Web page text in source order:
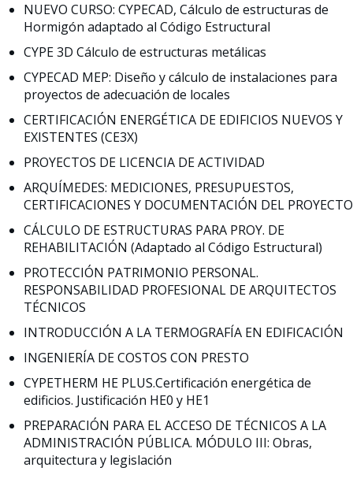
NUEVO CURSO: CYPECAD, Cálculo de estructuras de
Hormigón adaptado al Código Estructural
CYPE 3D Cálculo de estructuras metálicas
CYPECAD MEP: Diseño y cálculo de instalaciones para
proyectos de adecuación de locales
CERTIFICACIÓN ENERGÉTICA DE EDIFICIOS NUEVOS Y
EXISTENTES (CE3X)
PROYECTOS DE LICENCIA DE ACTIVIDAD
ARQUÍMEDES: MEDICIONES, PRESUPUESTOS,
CERTIFICACIONES Y DOCUMENTACIÓN DEL PROYECTO
CÁLCULO DE ESTRUCTURAS PARA PROY. DE
REHABILITACIÓN (Adaptado al Código Estructural)
PROTECCIÓN PATRIMONIO PERSONAL.
RESPONSABILIDAD PROFESIONAL DE ARQUITECTOS
TÉCNICOS
INTRODUCCIÓN A LA TERMOGRAFÍA EN EDIFICACIÓN
INGENIERÍA DE COSTOS CON PRESTO
CYPETHERM HE PLUS.Certificación energética de
edificios. Justificación HE0 y HE1
PREPARACIÓN PARA EL ACCESO DE TÉCNICOS A LA
ADMINISTRACIÓN PÚBLICA. MÓDULO III: Obras,
arquitectura y legislación